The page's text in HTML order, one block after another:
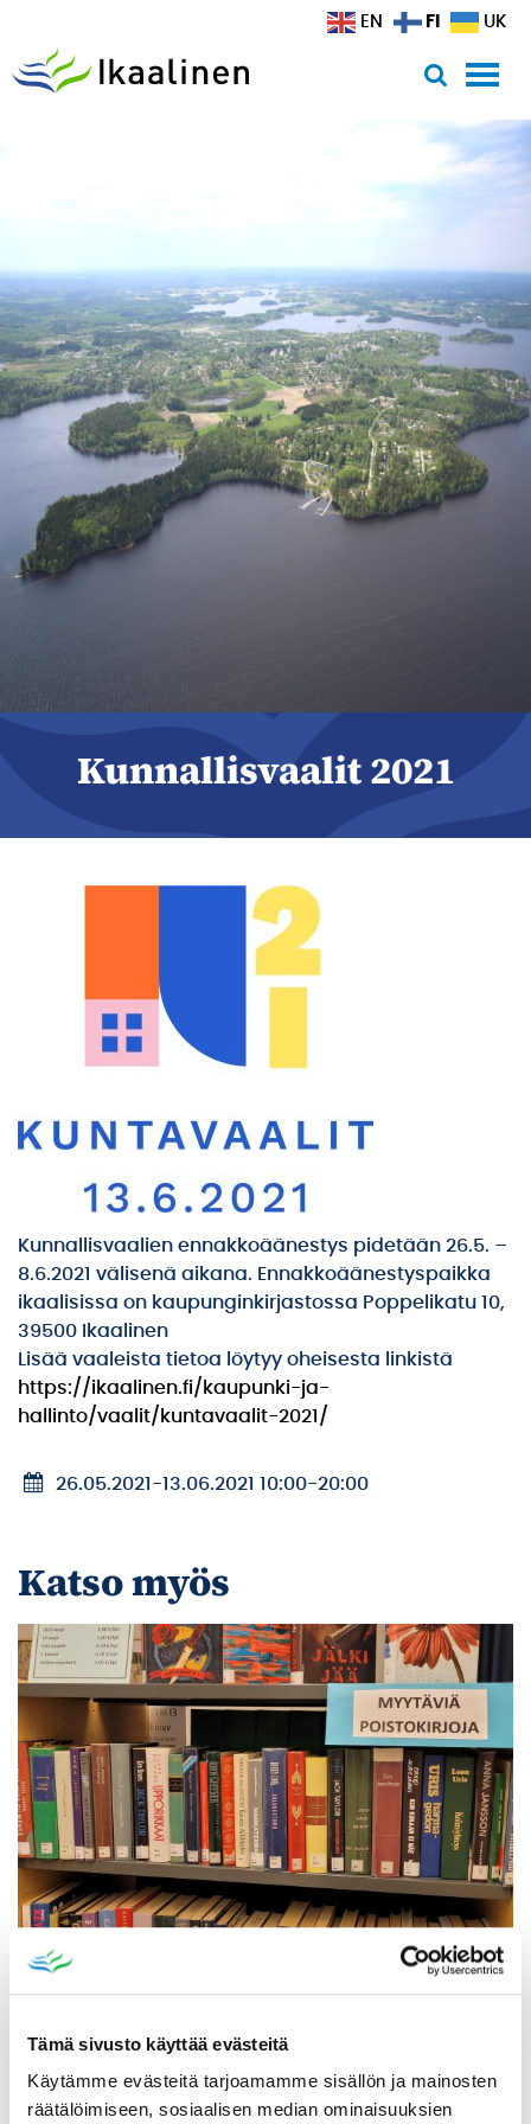
Tämä sivusto käyttää evästeitä
Käytämme evästeitä tarjoamamme sisällön ja mainosten
räätälöimiseen, sosiaalisen median ominaisuuksien
Kunnallisvaalit 2021
Kunnallisvaalien ennakkoäänestys pidetään 26.5. –
8.6.2021 välisenä aikana. Ennakkoäänestyspaikka
ikaalisissa on kaupunginkirjastossa Poppelikatu 10,
39500 Ikaalinen
Lisää vaaleista tietoa löytyy oheisesta linkistä
https://ikaalinen.fi/kaupunki-ja-
hallinto/vaalit/kuntavaalit-2021/
26.05.2021 -13.06.2021 10:00-20:00
Katso myös
Poistomyynti kirjaston aukioloaikana
Poppelikatu 10
EN FI UK